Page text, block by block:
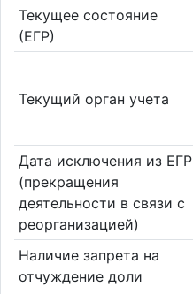
Текущее состояние
(ЕГР)
Текущий орган учета
Дата исключения из ЕГР
(прекращения
деятельности в связи с
реорганизацией)
Наличие запрета на
отчуждение доли